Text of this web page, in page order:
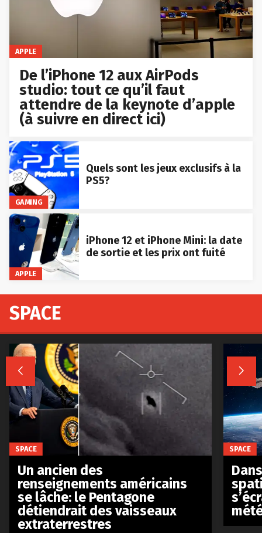
APPLE
De l’iPhone 12 aux AirPods
studio: tout ce qu’il faut
attendre de la keynote d’apple
(à suivre en direct ici)
GAMING
Quels sont les jeux exclusifs à la
PS5?
APPLE
iPhone 12 et iPhone Mini: la date
de sortie et les prix ont fuité
SPACE
 
SPACE
Un ancien des
renseignements américains
se lâche: le Pentagone
détiendrait des vaisseaux
extraterrestres
SPACE